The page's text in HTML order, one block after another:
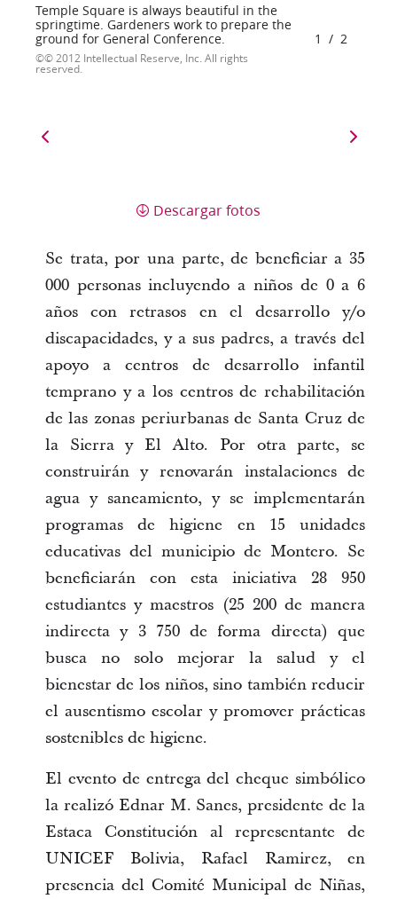
Temple Square is always beautiful in the
springtime. Gardeners work to prepare the
ground for General Conference.
© 2012 Intellectual Reserve, Inc. All rights
reserved.
1 / 2
Descargar fotos
Se trata, por una parte, de beneficiar a 35
000 personas incluyendo a niños de 0 a 6
años con retrasos en el desarrollo y/o
discapacidades, y a sus padres, a través del
apoyo a centros de desarrollo infantil
temprano y a los centros de rehabilitación
de las zonas periurbanas de Santa Cruz de
la Sierra y El Alto. Por otra parte, se
construirán y renovarán instalaciones de
agua y saneamiento, y se implementarán
programas de higiene en 15 unidades
educativas del municipio de Montero. Se
beneficiarán con esta iniciativa 28 950
estudiantes y maestros (25 200 de manera
indirecta y 3 750 de forma directa) que
busca no solo mejorar la salud y el
bienestar de los niños, sino también reducir
el ausentismo escolar y promover prácticas
sostenibles de higiene.
El evento de entrega del cheque simbólico
la realizó Ednar M. Sanes, presidente de la
Estaca Constitución al representante de
UNICEF Bolivia, Rafael Ramirez, en
presencia del Comité Municipal de Niñas,